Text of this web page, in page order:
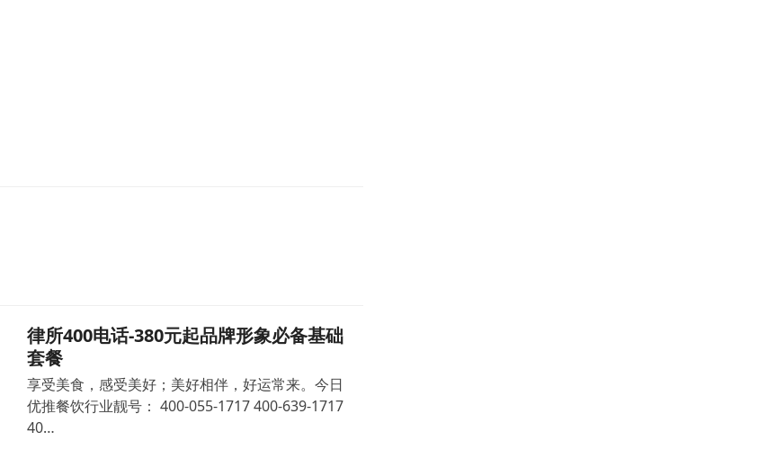
律所400电话-380元起品牌形象必备基础
套餐
享受美食，感受美好；美好相伴，好运常来。今日
优推餐饮行业靓号： 400-055-1717 400-639-1717
40…